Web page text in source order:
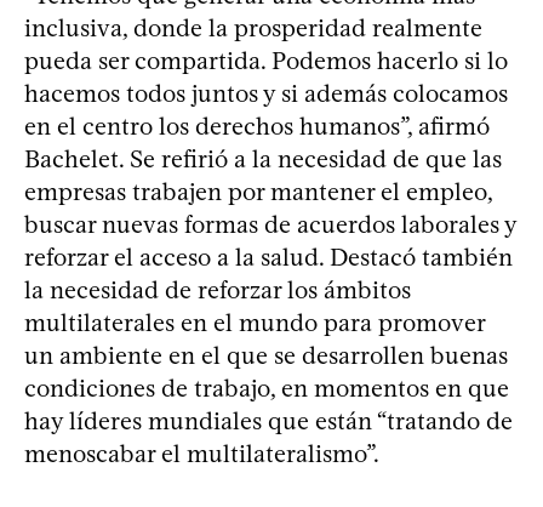
inclusiva, donde la prosperidad realmente
pueda ser compartida. Podemos hacerlo si lo
hacemos todos juntos y si además colocamos
en el centro los derechos humanos”, afirmó
Bachelet. Se refirió a la necesidad de que las
empresas trabajen por mantener el empleo,
buscar nuevas formas de acuerdos laborales y
reforzar el acceso a la salud. Destacó también
la necesidad de reforzar los ámbitos
multilaterales en el mundo para promover
un ambiente en el que se desarrollen buenas
condiciones de trabajo, en momentos en que
hay líderes mundiales que están “tratando de
menoscabar el multilateralismo”.